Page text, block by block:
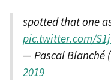
spotted that one
pic.twitter.com/
— Pascal Blanché
2019